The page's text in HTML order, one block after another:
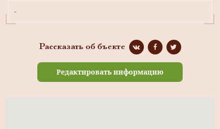
-
Рассказать об бъекте
Редактировать информацию